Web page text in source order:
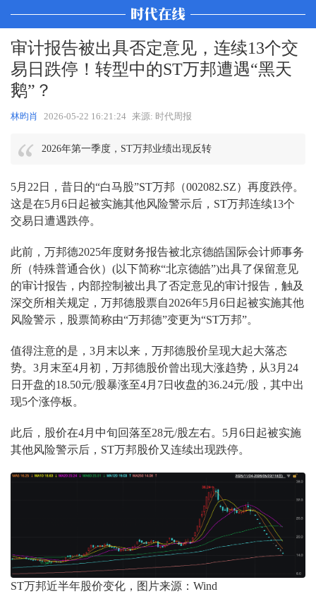
审计报告被出具否定意见，连续13个交
易日跌停！转型中的ST万邦遭遇“黑天
鹅”？
林昀肖 2026-05-22 16:21:24 来源: 时代周报
2026年第一季度，ST万邦业绩出现反转
5月22日，昔日的“白马股”ST万邦（002082.SZ）再度跌停。
这是在5月6日起被实施其他风险警示后，ST万邦连续13个
交易日遭遇跌停。
此前，万邦德2025年度财务报告被北京德皓国际会计师事务
所（特殊普通合伙）(以下简称“北京德皓”)出具了保留意见
的审计报告，内部控制被出具了否定意见的审计报告，触及
深交所相关规定，万邦德股票自2026年5月6日起被实施其他
风险警示，股票简称由“万邦德”变更为“ST万邦”。
值得注意的是，3月末以来，万邦德股价呈现大起大落态
势。3月末至4月初，万邦德股价曾出现大涨趋势，从3月24
日开盘的18.50元/股暴涨至4月7日收盘的36.24元/股，其中出
现5个涨停板。
此后，股价在4月中旬回落至28元/股左右。5月6日起被实施
其他风险警示后，ST万邦股价又连续出现跌停。
ST万邦近半年股价变化，图片来源：Wind